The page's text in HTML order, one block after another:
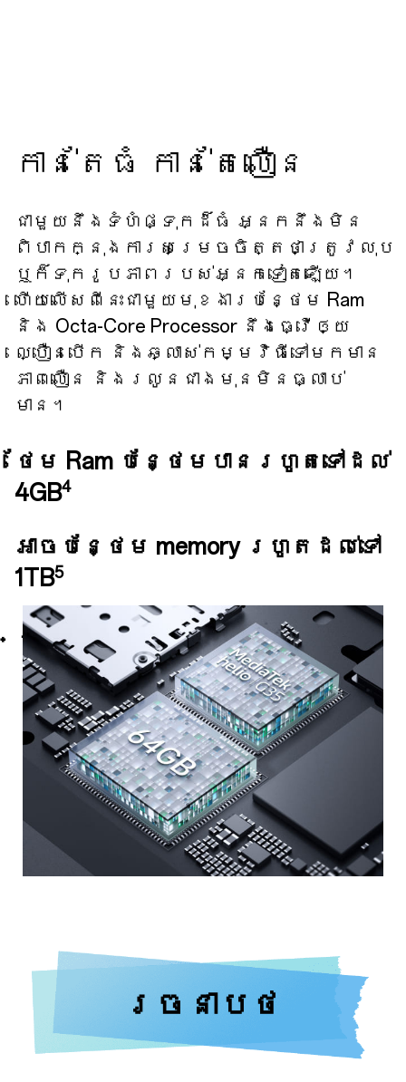
កាន់តែធំ កាន់តែលឿន
ជាមួយនឹងទំហំផ្ទុកដ៏ធំ អ្នកនឹងមិន
ពិបាកក្នុងការសម្រេចចិត្តថាត្រូវលុប
ឬក៏ទុករូបភាពរបស់អ្នកទៀតឡើយ។
ហើយលើសពីនេះជាមួយមុខងារបន្ថែម Ram
និង Octa-Core Processor នឹងធ្វើឲ្យ
ល្បឿនបើក និងឆ្លាស់កម្មវិធីទៅមកមាន
ភាពលឿន និងរលូនជាងមុនមិនធ្លាប់
មាន។
ថែម Ram បន្ថែមបានរហូតទៅដល់
4GB4
អាចបន្ថែម memory រហូតដល់ទៅ
1TB5
ប្រព័ន្ធជំនួយល្បឿន AI
រចនាបថ